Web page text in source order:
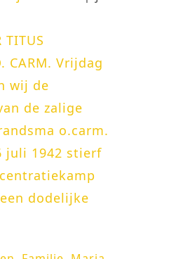
TITUS
CARM. Vrijdag
wij de
de zalige
o.carm.
juli 1942 stierf
dodelijke